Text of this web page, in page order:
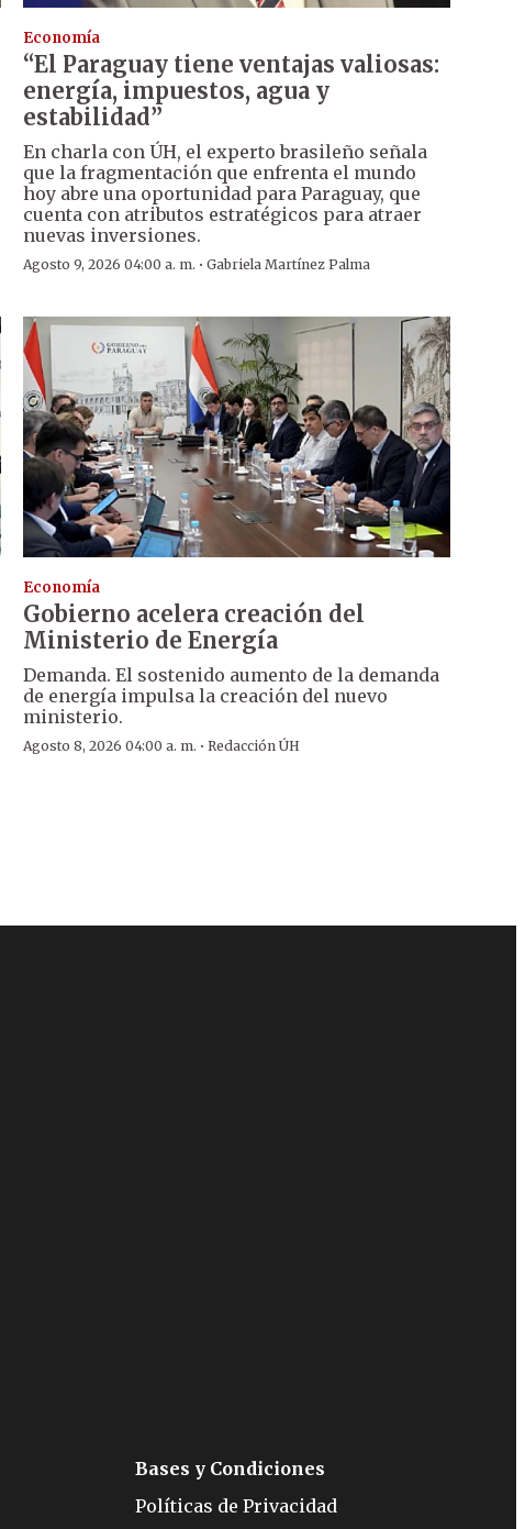
Economía
“El Paraguay tiene ventajas valiosas:
energía, impuestos, agua y
estabilidad”
En charla con ÚH, el experto brasileño señala
que la fragmentación que enfrenta el mundo
hoy abre una oportunidad para Paraguay, que
cuenta con atributos estratégicos para atraer
nuevas inversiones.
Agosto 9, 2026 04:00 a. m. · Gabriela Martínez Palma
Economía
Gobierno acelera creación del
Ministerio de Energía
Demanda. El sostenido aumento de la demanda
de energía impulsa la creación del nuevo
ministerio.
Agosto 8, 2026 04:00 a. m. · Redacción ÚH
Bases y Condiciones
Políticas de Privacidad